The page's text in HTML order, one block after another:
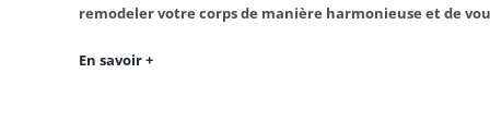
remodeler votre corps de manière harmonieuse et de
En savoir +